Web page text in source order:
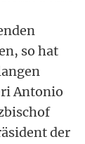
so hat
Antonio
der